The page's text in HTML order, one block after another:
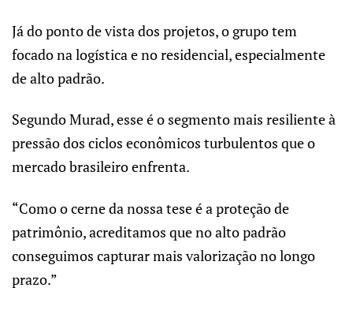
Já do ponto de vista dos projetos, o grupo tem
focado na logística e no residencial, especialmente
de alto padrão.
Segundo Murad, esse é o segmento mais resiliente à
pressão dos ciclos econômicos turbulentos que o
mercado brasileiro enfrenta.
“Como o cerne da nossa tese é a proteção de
patrimônio, acreditamos que no alto padrão
conseguimos capturar mais valorização no longo
prazo.”